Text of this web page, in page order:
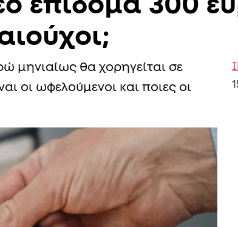
επίδομα 300
μηνιαίως θα χορηγείται σε
οι ωφελούμενοι και ποιες οι